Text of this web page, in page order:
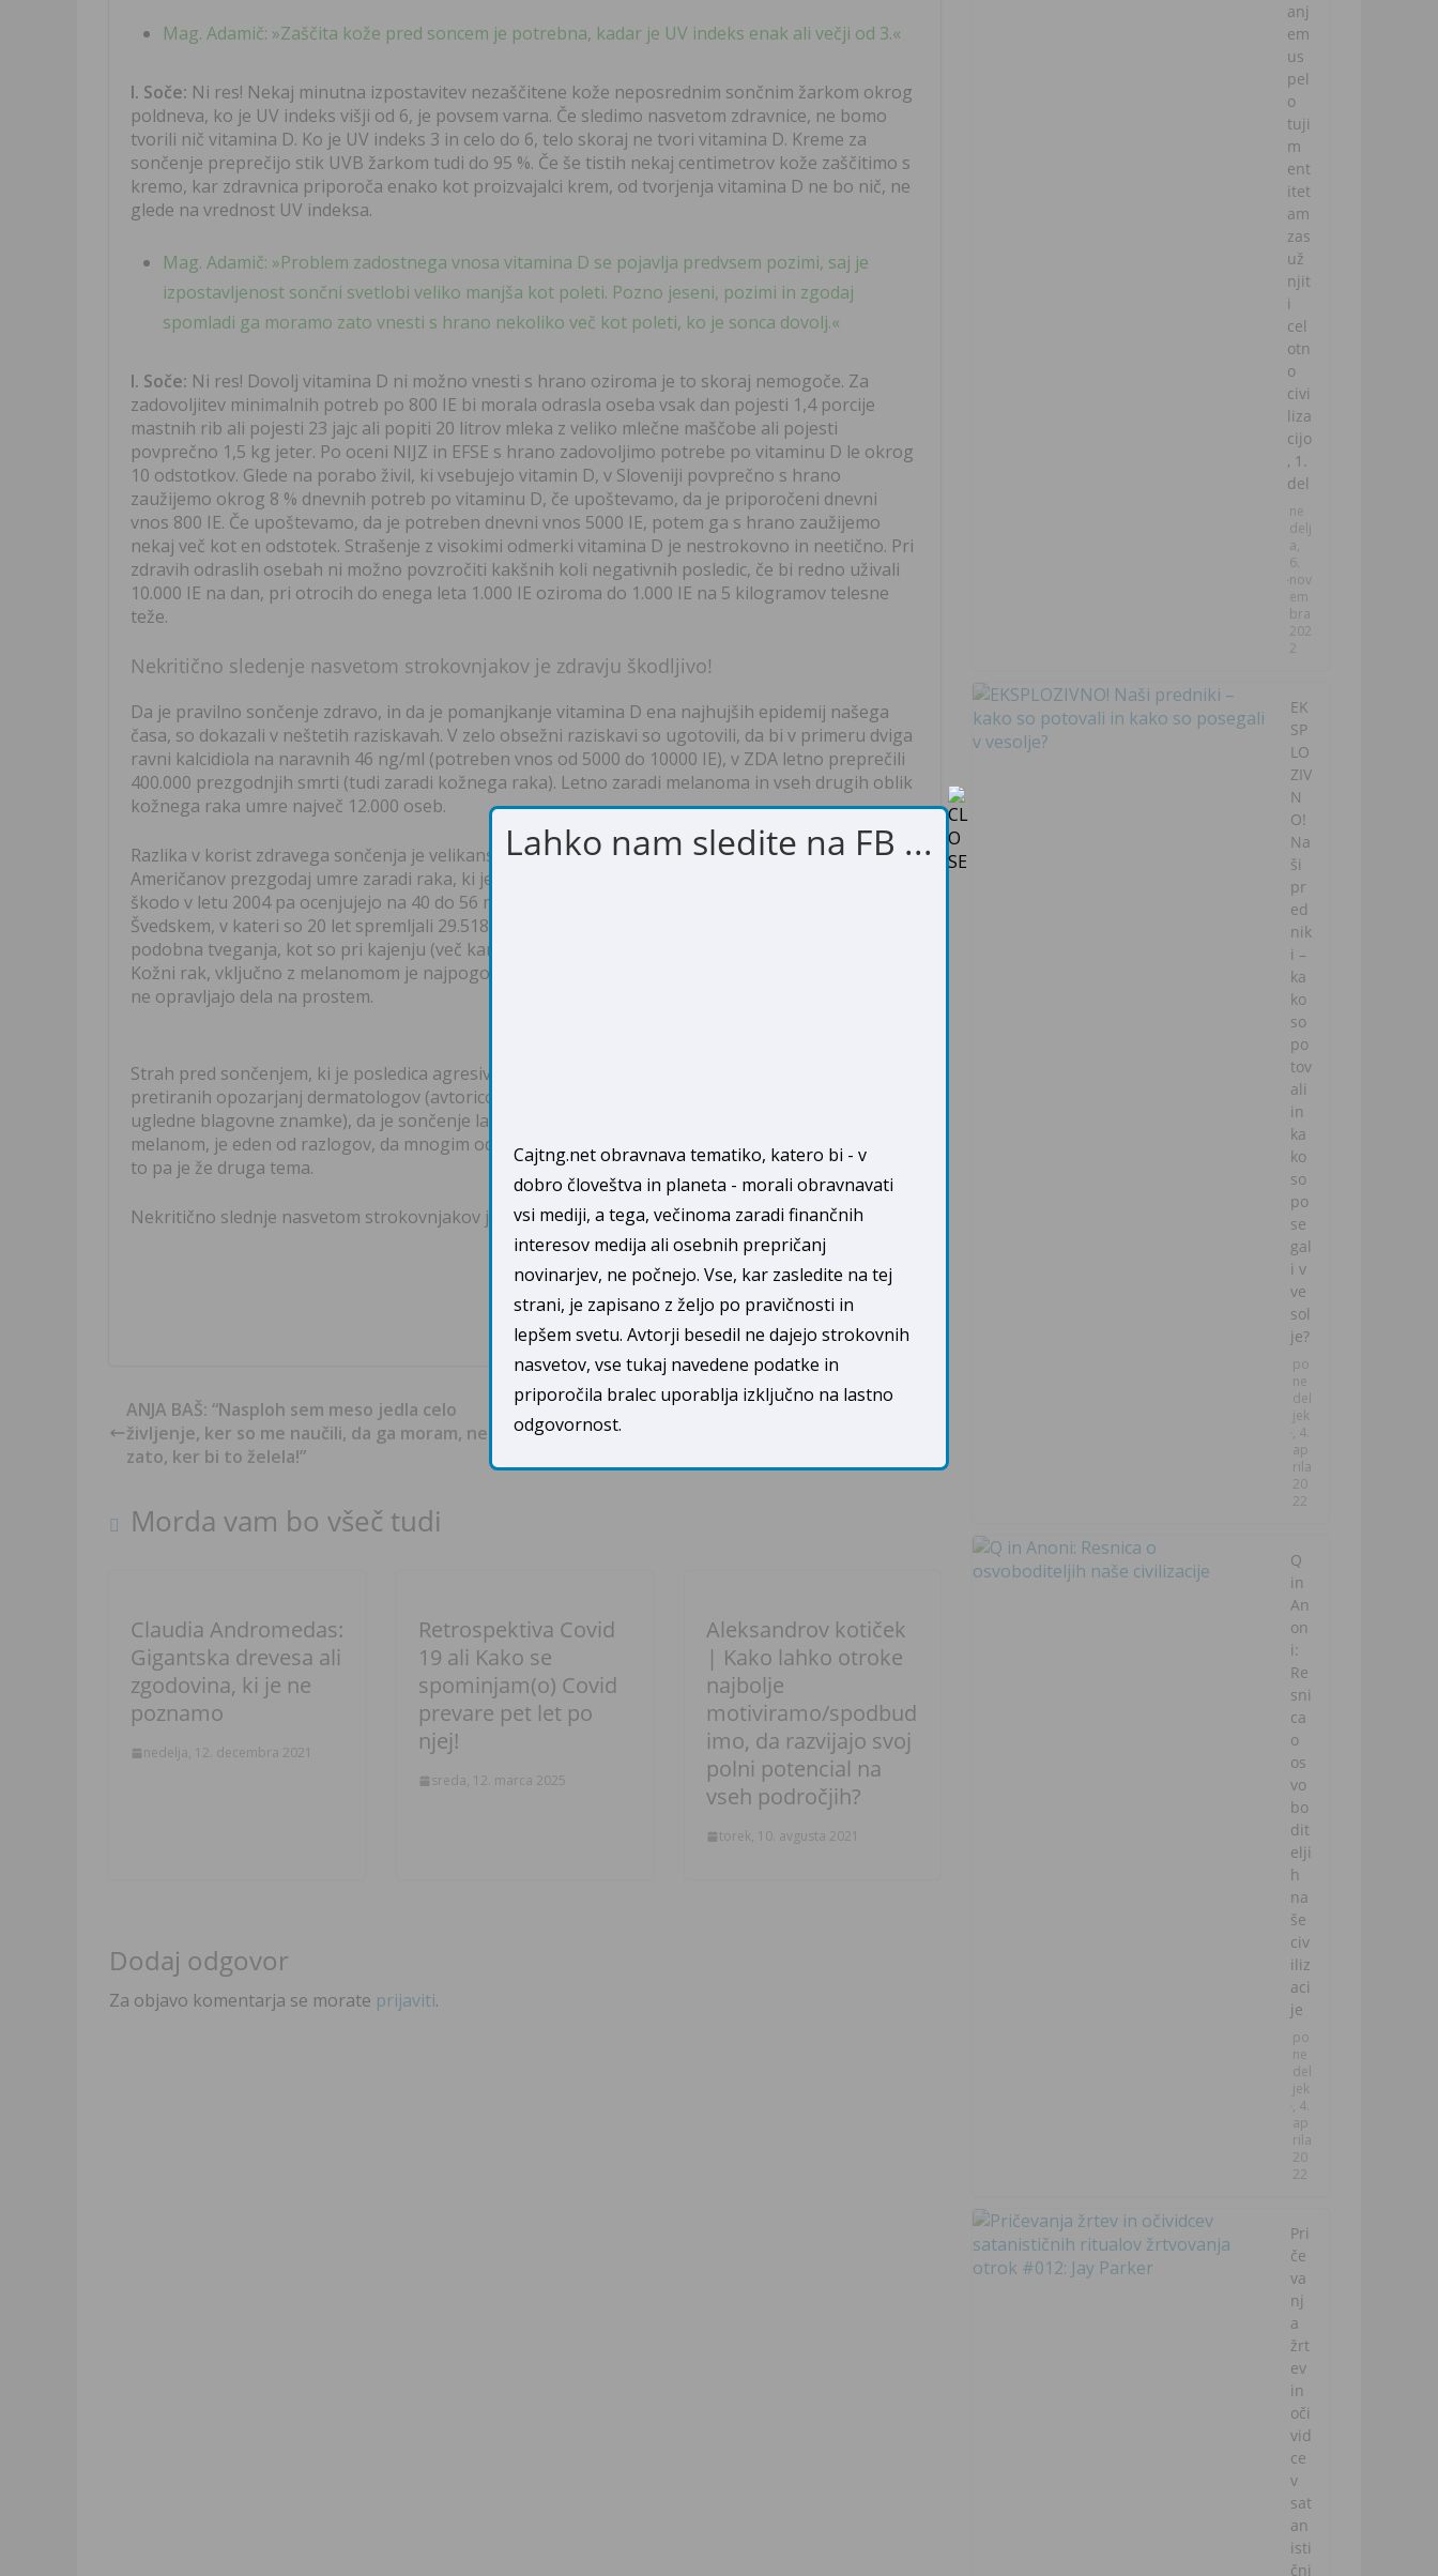
Mag. Adamič: »Zaščita kože pred soncem je potrebna, kadar je UV indeks enak ali večji od 3.«
I. Soče: Ni res! Nekaj minutna izpostavitev nezaščitene kože neposrednim sončnim žarkom okrog
poldneva, ko je UV indeks višji od 6, je povsem varna. Če sledimo nasvetom zdravnice, ne bomo
tvorili nič vitamina D. Ko je UV indeks 3 in celo do 6, telo skoraj ne tvori vitamina D. Kreme za
sončenje preprečijo stik UVB žarkom tudi do 95 %. Če še tistih nekaj centimetrov kože zaščitimo s
kremo, kar zdravnica priporoča enako kot proizvajalci krem, od tvorjenja vitamina D ne bo nič, ne
glede na vrednost UV indeksa.
Mag. Adamič: »Problem zadostnega vnosa vitamina D se pojavlja predvsem pozimi, saj je
izpostavljenost sončni svetlobi veliko manjša kot poleti. Pozno jeseni, pozimi in zgodaj
spomladi ga moramo zato vnesti s hrano nekoliko več kot poleti, ko je sonca dovolj.«
I. Soče: Ni res! Dovolj vitamina D ni možno vnesti s hrano oziroma je to skoraj nemogoče. Za
zadovoljitev minimalnih potreb po 800 IE bi morala odrasla oseba vsak dan pojesti 1,4 porcije
mastnih rib ali pojesti 23 jajc ali popiti 20 litrov mleka z veliko mlečne maščobe ali pojesti
povprečno 1,5 kg jeter. Po oceni NIJZ in EFSE s hrano zadovoljimo potrebe po vitaminu D le okrog
10 odstotkov. Glede na porabo živil, ki vsebujejo vitamin D, v Sloveniji povprečno s hrano
zaužijemo okrog 8 % dnevnih potreb po vitaminu D, če upoštevamo, da je priporočeni dnevni
vnos 800 IE. Če upoštevamo, da je potreben dnevni vnos 5000 IE, potem ga s hrano zaužijemo
nekaj več kot en odstotek. Strašenje z visokimi odmerki vitamina D je nestrokovno in neetično. Pri
zdravih odraslih osebah ni možno povzročiti kakšnih koli negativnih posledic, če bi redno uživali
10.000 IE na dan, pri otrocih do enega leta 1.000 IE oziroma do 1.000 IE na 5 kilogramov telesne
teže.
Nekritično sledenje nasvetom strokovnjakov je zdravju škodljivo!
Da je pravilno sončenje zdravo, in da je pomanjkanje vitamina D ena najhujših epidemij našega
časa, so dokazali v neštetih raziskavah. V zelo obsežni raziskavi so ugotovili, da bi v primeru dviga
ravni kalcidiola na naravnih 46 ng/ml (potreben vnos od 5000 do 10000 IE), v ZDA letno preprečili
400.000 prezgodnjih smrti (tudi zaradi kožnega raka). Letno zaradi melanoma in vseh drugih oblik
kožnega raka umre največ 12.000 oseb.
Razlika v korist zdravega sončenja je velikanska. V neki drugi študiji so ocenili, da od 50 do 63 tisoč
Američanov prezgodaj umre zaradi raka, ki je povezan z nezadostnostjo vitamina D, gospodarsko
škodo v letu 2004 pa ocenjujejo na 40 do 56 milijard ameriških dolarjev. V veliki kohortni študiji na
Švedskem, v kateri so 20 let spremljali 29.518 žensk, so tiste, ki so se izogibale soncu, imele
podobna tveganja, kot so pri kajenju (več kardiovaskularnih bolezni, več raka, krajše življenje.
Kožni rak, vključno z melanomom je najpogostejši v območjih, kjer ni veliko sonca in pri osebah, ki
ne opravljajo dela na prostem.
Strah pred sončenjem, ki je posledica agresivne propagande proizvajalcev krem za sončenje in
pretiranih opozarjanj dermatologov (avtorico članka sem videl na promociji zaščitnih krem
ugledne blagovne znamke), da je sončenje lahko smrtno nevarno in da nam preti strašni
melanom, je eden od razlogov, da mnogim odraslim in otrokom tudi poleti primanjkuje vitamina D,
to pa je že druga tema.
Nekritično slednje nasvetom strokovnjakov je zdravju škodljivo!
ANJA BAŠ: “Nasploh sem meso jedla celo
življenje, ker so me naučili, da ga moram, ne
zato, ker bi to želela!”
DAMJAN LIKAR: “Glas za veganstvo je tako glas
razuma, kot glas srca. Za glasom razuma stoji
Morda vam bo všeč tudi
Claudia Andromedas:
Gigantska drevesa ali
zgodovina, ki je ne
poznamo
nedelja, 12. decembra 2021
Retrospektiva Covid
19 ali Kako se
spominjam(o) Covid
prevare pet let po
njej!
sreda, 12. marca 2025
Aleksandrov kotiček
| Kako lahko otroke
najbolje
motiviramo/spodbud
imo, da razvijajo svoj
polni potencial na
vseh področjih?
torek, 10. avgusta 2021
Dodaj odgovor
Za objavo komentarja se morate prijaviti.
anj
em
us
pel
o
tuji
m
ent
itet
am
zas
už
njit
i
cel
otn
o
civi
liza
cijo
, 1.
del
ne
delj
a,
6.
nov
em
bra
202
2
EK
SP
LO
ZIV
N
O!
Na
ši
pr
ed
nik
i –
ka
ko
so
po
tov
ali
in
ka
ko
so
po
se
gal
i v
ve
sol
je?
po
ne
del
jek
, 4.
ap
rila
20
22
Q
in
An
on
i:
Re
sni
ca
o
os
vo
bo
dit
elji
h
na
še
civ
iliz
aci
je
po
ne
del
jek
, 4.
ap
rila
20
22
Pri
če
va
nj
a
žrt
ev
in
oči
vid
ce
v
sat
an
isti
čni
Lahko nam sledite na FB ...
Cajtng.net obravnava tematiko, katero bi - v
dobro človeštva in planeta - morali obravnavati
vsi mediji, a tega, večinoma zaradi finančnih
interesov medija ali osebnih prepričanj
novinarjev, ne počnejo. Vse, kar zasledite na tej
strani, je zapisano z željo po pravičnosti in
lepšem svetu. Avtorji besedil ne dajejo strokovnih
nasvetov, vse tukaj navedene podatke in
priporočila bralec uporablja izključno na lastno
odgovornost.